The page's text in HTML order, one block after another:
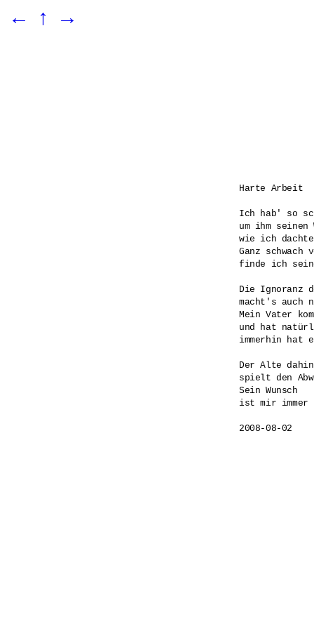
← ↑ →
Harte Arbeit
Ich hab' so
um ihm
wie ich
Ganz schwach
finde ich
Die Ignoranz
macht's
Mein Vater
und hat
immerhin hat
Der Alte
spielt den
Sein Wunsch
ist mir immer
2008-08-02